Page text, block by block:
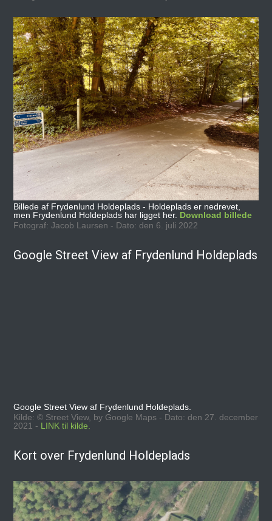
Billede af Frydenlund Holdeplads - Holdeplads er nedrevet,
men Frydenlund Holdeplads har ligget her. Download billede
Fotograf: Jacob Laursen - Dato: den 6. juli 2022
Google Street View af Frydenlund Holdeplads
Google Street View af Frydenlund Holdeplads.
Kilde: © Street View, by Google Maps - Dato: den 27. december
2021 - LINK til kilde.
Kort over Frydenlund Holdeplads